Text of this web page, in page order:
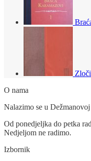
O nama
Nalazimo se u
Od ponedjeljka do petka
Nedjeljom ne radimo.
Izbornik